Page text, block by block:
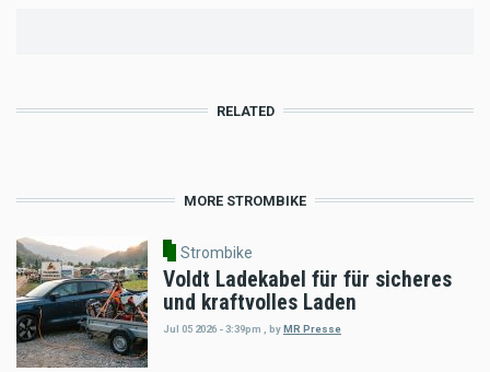
RELATED
MORE STROMBIKE
Strombike
Voldt Ladekabel für für sicheres
und kraftvolles Laden
Jul 05 2026 - 3:39pm byMR Presse